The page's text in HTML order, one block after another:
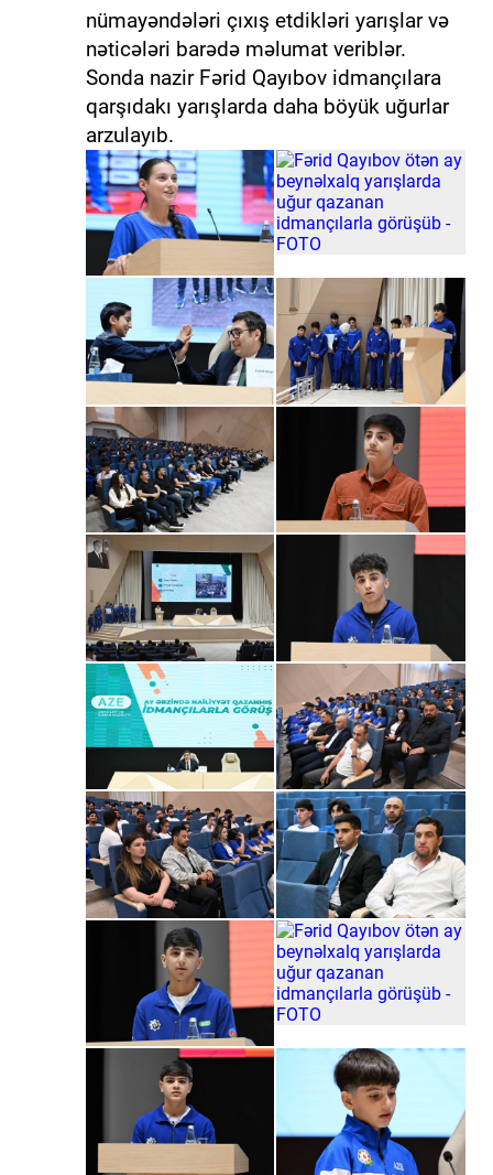
nümayəndələri çıxış etdikləri yarışlar və
nəticələri barədə məlumat veriblər.
Sonda nazir Fərid Qayıbov idmançılara
qarşıdakı yarışlarda daha böyük uğurlar
arzulayıb.